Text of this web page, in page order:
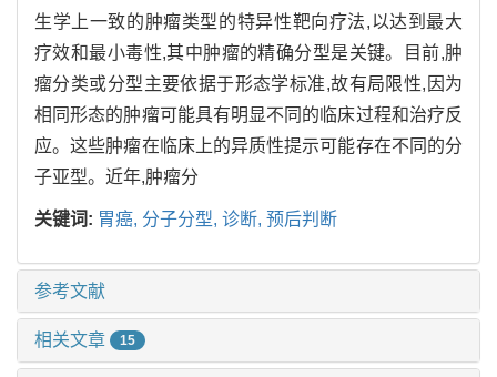
生学上一致的肿瘤类型的特异性靶向疗法,以达到最大
疗效和最小毒性,其中肿瘤的精确分型是关键。目前,肿
瘤分类或分型主要依据于形态学标准,故有局限性,因为
相同形态的肿瘤可能具有明显不同的临床过程和治疗反
应。这些肿瘤在临床上的异质性提示可能存在不同的分
子亚型。近年,肿瘤分
关键词: 胃癌, 分子分型, 诊断, 预后判断
参考文献
相关文章 15